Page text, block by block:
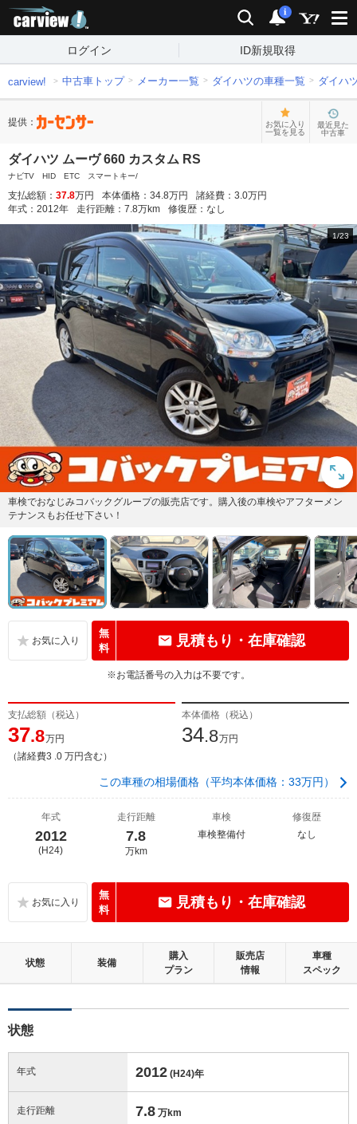
検索 通知
i
ログイン ID新規取得
carview! 中古車トップ メーカー一覧 ダイハツの車種一覧 ダイハ
提供：
お気に入り
一覧を見る
最近見た
中古車
ダイハツ ムーヴ 660 カスタム RS
ナビTV HID ETC スマートキー/
支払総額： 37.8万円 本体価格： 34.8万円 諸経費： 3.0万円
年式： 2012年 走行距離： 7.8万km 修復歴： なし
1/23
車検でおなじみコバックグループの販売店です。購入後の車検やアフターメン
テナンスもお任せ下さい！
無
料
見積もり・在庫確認
※お電話番号の入力は不要です。
支払総額（税込）
37.8万円
（諸経費3 .0 万円含む）
本体価格（税込）
34.8万円
この車種の相場価格（平均本体価格：33万円）
年式
2012
(H24)
走行距離
7.8
万km
車検
車検整備付
修復歴
なし
無
料
見積もり・在庫確認
状態 装備
購入
プラン
販売店
情報
車種
スペック
状態
年式 2012 (H24)年
走行距離 7.8 万km